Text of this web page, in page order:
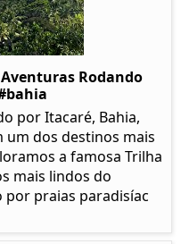
Rodando
por Itacaré, Bahia,
um dos destinos mais
a famosa Trilha
mais lindos do
praias paradisíac